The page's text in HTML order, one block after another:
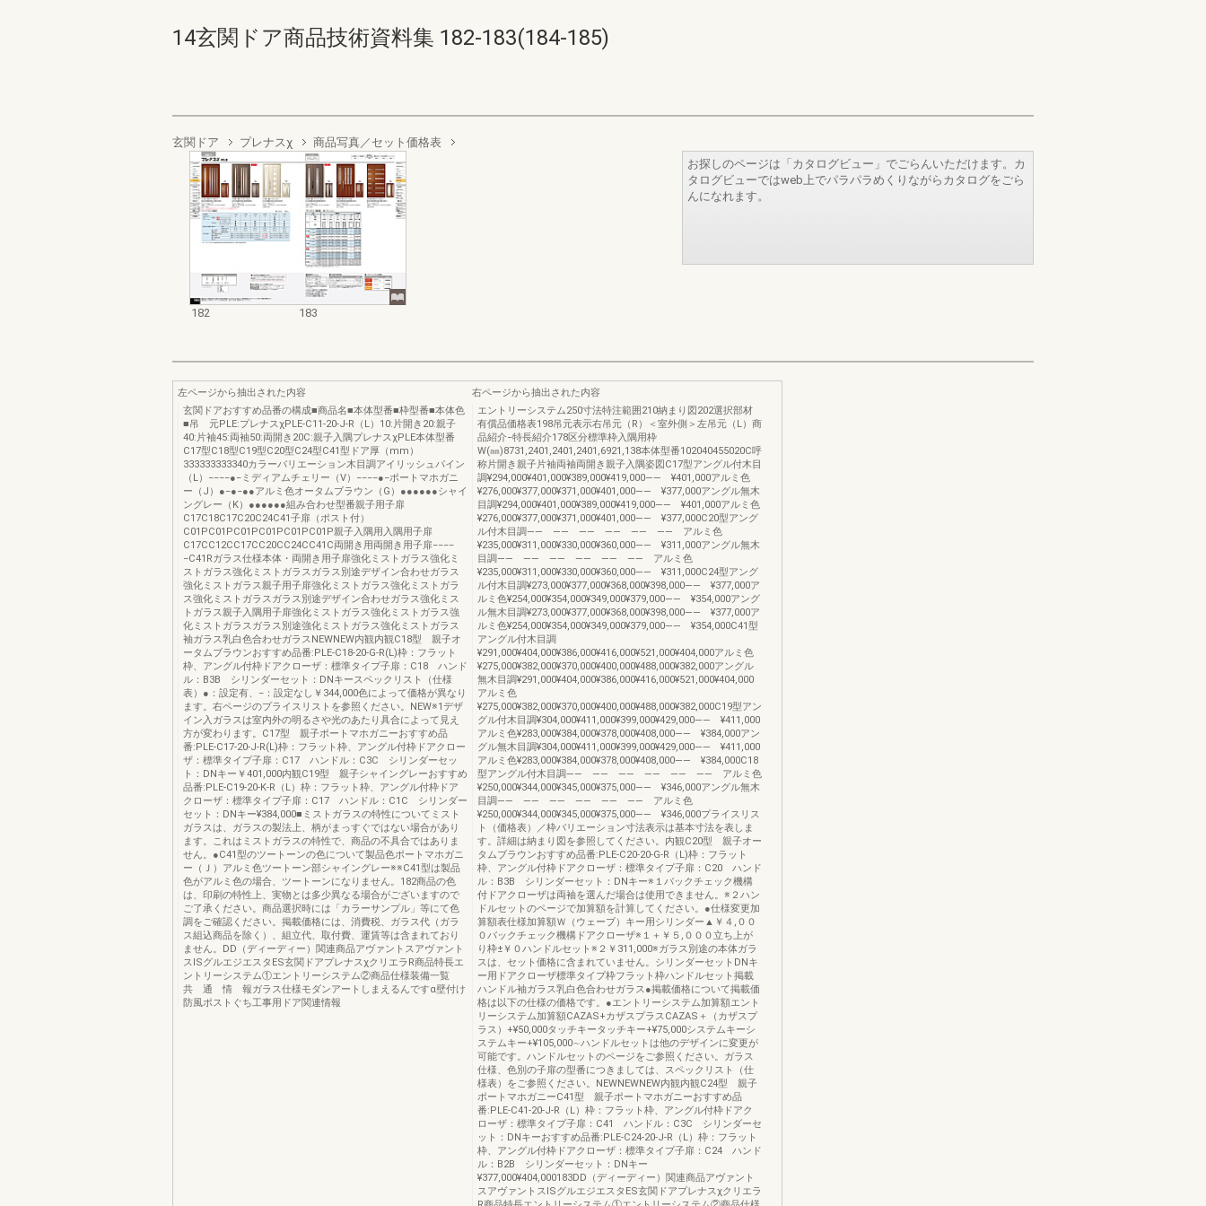
14玄関ドア商品技術資料集 182-183(184-185)
玄関ドア プレナスχ 商品写真／セット価格表
182 183
お探しのページは「カタログビュー」でごらんいただけます。カ
タログビューではweb上でパラパラめくりながらカタログをごら
んになれます。
左ページから抽出された内容
玄関ドアおすすめ品番の構成■商品名■本体型番■枠型番■本体色
■吊 元PLE:プレナスχPLE-C11-20-J-R（L）10:片開き20:親子
40:片袖45:両袖50:両開き20C:親子入隅プレナスχPLE本体型番
C17型C18型C19型C20型C24型C41型ドア厚（mm）
333333333340カラーバリエーション木目調アイリッシュパイン
（L）−−−−●−ミディアムチェリー（V）−−−−●−ポートマホガニ
ー（J）●−●−●●アルミ色オータムブラウン（G）●●●●●●シャイ
ングレー（K）●●●●●●組み合わせ型番親子用子扉
C17C18C17C20C24C41子扉（ポスト付）
C01PC01PC01PC01PC01PC01P親子入隅用入隅用子扉
C17CC12CC17CC20CC24CC41C両開き用両開き用子扉−−−−
−C41Rガラス仕様本体・両開き用子扉強化ミストガラス強化ミ
ストガラス強化ミストガラスガラス別途デザイン合わせガラス
強化ミストガラス親子用子扉強化ミストガラス強化ミストガラ
ス強化ミストガラスガラス別途デザイン合わせガラス強化ミス
トガラス親子入隅用子扉強化ミストガラス強化ミストガラス強
化ミストガラスガラス別途強化ミストガラス強化ミストガラス
袖ガラス乳白色合わせガラスNEWNEW内観内観C18型 親子オ
ータムブラウンおすすめ品番:PLE-C18-20-G-R(L)枠：フラット
枠、アングル付枠ドアクローザ：標準タイプ子扉：C18 ハンド
ル：B3B シリンダーセット：DNキースペックリスト（仕様
表）●：設定有、−：設定なし￥344,000色によって価格が異なり
ます。右ページのプライスリストを参照ください。NEW※1デザ
イン入ガラスは室内外の明るさや光のあたり具合によって見え
方が変わります。C17型 親子ポートマホガニーおすすめ品
番:PLE-C17-20-J-R(L)枠：フラット枠、アングル付枠ドアクロー
ザ：標準タイプ子扉：C17 ハンドル：C3C シリンダーセッ
ト：DNキー￥401,000内観C19型 親子シャイングレーおすすめ
品番:PLE-C19-20-K-R（L）枠：フラット枠、アングル付枠ドア
クローザ：標準タイプ子扉：C17 ハンドル：C1C シリンダー
セット：DNキー¥384,000■ミストガラスの特性についてミスト
ガラスは、ガラスの製法上、柄がまっすぐではない場合があり
ます。これはミストガラスの特性で、商品の不具合ではありま
せん。●C41型のツートーンの色について製品色ポートマホガニ
ー（Ｊ）アルミ色ツートーン部シャイングレー※※C41型は製品
色がアルミ色の場合、ツートーンになりません。182商品の色
は、印刷の特性上、実物とは多少異なる場合がございますので
ご了承ください。商品選択時には「カラーサンプル」等にて色
調をご確認ください。掲載価格には、消費税、ガラス代（ガラ
ス組込商品を除く）、組立代、取付費、運賃等は含まれており
ません。DD（ディーディー）関連商品アヴァントスアヴァント
スISグルエジエスタES玄関ドアプレナスχクリエラR商品特長エ
ントリーシステム①エントリーシステム②商品仕様装備一覧
共 通 情 報ガラス仕様モダンアートしまえるんですα壁付け
防風ポストぐち工事用ドア関連情報
右ページから抽出された内容
エントリーシステム250寸法特注範囲210納まり図202選択部材
有償品価格表198吊元表示右吊元（R）＜室外側＞左吊元（L）商
品紹介−特長紹介178区分標準枠入隅用枠
W(㎜)8731,2401,2401,2401,6921,138本体型番102040455020C呼
称片開き親子片袖両袖両開き親子入隅姿図C17型アングル付木目
調¥294,000¥401,000¥389,000¥419,000―― ¥401,000アルミ色
¥276,000¥377,000¥371,000¥401,000―― ¥377,000アングル無木
目調¥294,000¥401,000¥389,000¥419,000―― ¥401,000アルミ色
¥276,000¥377,000¥371,000¥401,000―― ¥377,000C20型アング
ル付木目調―― ―― ―― ―― ―― ―― アルミ色
¥235,000¥311,000¥330,000¥360,000―― ¥311,000アングル無木
目調―― ―― ―― ―― ―― ―― アルミ色
¥235,000¥311,000¥330,000¥360,000―― ¥311,000C24型アング
ル付木目調¥273,000¥377,000¥368,000¥398,000―― ¥377,000ア
ルミ色¥254,000¥354,000¥349,000¥379,000―― ¥354,000アング
ル無木目調¥273,000¥377,000¥368,000¥398,000―― ¥377,000ア
ルミ色¥254,000¥354,000¥349,000¥379,000―― ¥354,000C41型
アングル付木目調
¥291,000¥404,000¥386,000¥416,000¥521,000¥404,000アルミ色
¥275,000¥382,000¥370,000¥400,000¥488,000¥382,000アングル
無木目調¥291,000¥404,000¥386,000¥416,000¥521,000¥404,000
アルミ色
¥275,000¥382,000¥370,000¥400,000¥488,000¥382,000C19型アン
グル付木目調¥304,000¥411,000¥399,000¥429,000―― ¥411,000
アルミ色¥283,000¥384,000¥378,000¥408,000―― ¥384,000アン
グル無木目調¥304,000¥411,000¥399,000¥429,000―― ¥411,000
アルミ色¥283,000¥384,000¥378,000¥408,000―― ¥384,000C18
型アングル付木目調―― ―― ―― ―― ―― ―― アルミ色
¥250,000¥344,000¥345,000¥375,000―― ¥346,000アングル無木
目調―― ―― ―― ―― ―― ―― アルミ色
¥250,000¥344,000¥345,000¥375,000―― ¥346,000プライスリス
ト（価格表）／枠バリエーション寸法表示は基本寸法を表しま
す。詳細は納まり図を参照してください。内観C20型 親子オー
タムブラウンおすすめ品番:PLE-C20-20-G-R（L)枠：フラット
枠、アングル付枠ドアクローザ：標準タイプ子扉：C20 ハンド
ル：B3B シリンダーセット：DNキー※１バックチェック機構
付ドアクローザは両袖を選んだ場合は使用できません。※２ハン
ドルセットのページで加算額を計算してください。●仕様変更加
算額表仕様加算額Ｗ（ウェーブ）キー用シリンダー▲￥４,００
０バックチェック機構ドアクローザ※１＋￥５,０００立ち上が
り枠±￥０ハンドルセット※２￥311,000※ガラス別途の本体ガラ
スは、セット価格に含まれていません。シリンダーセットDNキ
ー用ドアクローザ標準タイプ枠フラット枠ハンドルセット掲載
ハンドル袖ガラス乳白色合わせガラス●掲載価格について掲載価
格は以下の仕様の価格です。●エントリーシステム加算額エント
リーシステム加算額CAZAS+カザスプラスCAZAS＋（カザスプ
ラス）+¥50,000タッチキータッチキー+¥75,000システムキーシ
ステムキー+¥105,000∼ハンドルセットは他のデザインに変更が
可能です。ハンドルセットのページをご参照ください。ガラス
仕様、色別の子扉の型番につきましては、スペックリスト（仕
様表）をご参照ください。NEWNEWNEW内観内観C24型 親子
ポートマホガニーC41型 親子ポートマホガニーおすすめ品
番:PLE-C41-20-J-R（L）枠：フラット枠、アングル付枠ドアク
ローザ：標準タイプ子扉：C41 ハンドル：C3C シリンダーセ
ット：DNキーおすすめ品番:PLE-C24-20-J-R（L）枠：フラット
枠、アングル付枠ドアクローザ：標準タイプ子扉：C24 ハンド
ル：B2B シリンダーセット：DNキー
¥377,000¥404,000183DD（ディーディー）関連商品アヴァント
スアヴァントスISグルエジエスタES玄関ドアプレナスχクリエラ